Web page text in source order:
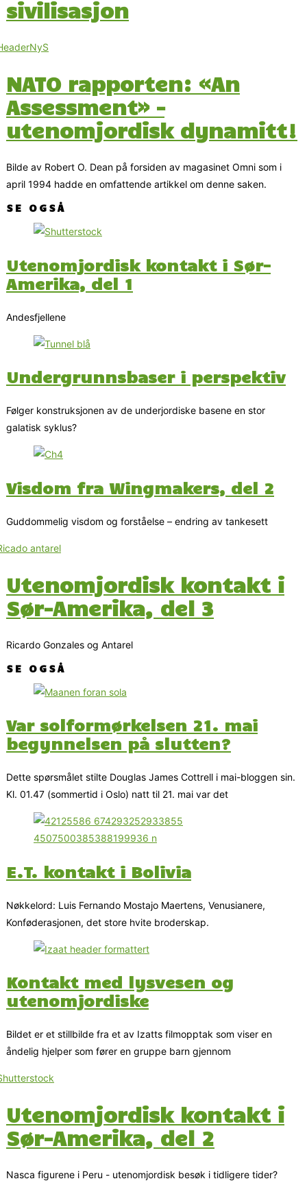
sivilisasjon
NATO rapporten: «An
Assessment» –
utenomjordisk dynamitt!
Bilde av Robert O. Dean på forsiden av magasinet Omni som i
april 1994 hadde en omfattende artikkel om denne saken.
SE OGSÅ
Utenomjordisk kontakt i Sør-
Amerika, del 1
Andesfjellene
Undergrunnsbaser i perspektiv
Følger konstruksjonen av de underjordiske basene en stor
galatisk syklus?
Visdom fra Wingmakers, del 2
Guddommelig visdom og forståelse – endring av tankesett
Utenomjordisk kontakt i
Sør-Amerika, del 3
Ricardo Gonzales og Antarel
SE OGSÅ
Var solformørkelsen 21. mai
begynnelsen på slutten?
Dette spørsmålet stilte Douglas James Cottrell i mai-bloggen sin.
Kl. 01.47 (sommertid i Oslo) natt til 21. mai var det
E.T. kontakt i Bolivia
Nøkkelord: Luis Fernando Mostajo Maertens, Venusianere,
Konføderasjonen, det store hvite broderskap.
Kontakt med lysvesen og
utenomjordiske
Bildet er et stillbilde fra et av Izatts filmopptak som viser en
åndelig hjelper som fører en gruppe barn gjennom
Utenomjordisk kontakt i
Sør-Amerika, del 2
Nasca figurene i Peru - utenomjordisk besøk i tidligere tider?